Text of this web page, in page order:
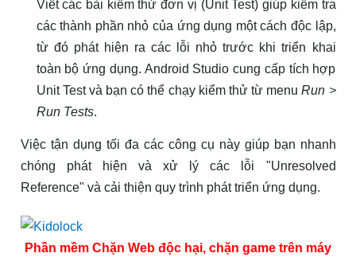
Viết các bài kiểm thử đơn vị (Unit Test) giúp kiểm tra
các thành phần nhỏ của ứng dụng một cách độc lập,
từ đó phát hiện ra các lỗi nhỏ trước khi triển khai
toàn bộ ứng dụng. Android Studio cung cấp tích hợp
Unit Test và bạn có thể chạy kiểm thử từ menuRun >
Run Tests.
Việc tận dụng tối đa các công cụ này giúp bạn nhanh
chóng phát hiện và xử lý các lỗi "Unresolved
Reference" và cải thiện quy trình phát triển ứng dụng.
Phần mềm Chặn Web độc hại, chặn game trên máy